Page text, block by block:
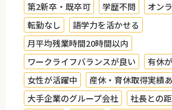
第2新卒・既卒可 学歴不問
オン
転勤なし
語学力を活かせる
月平均残業時間20時間以内
ワークライフバランスが良い
有休
女性が活躍中
産休・育休取得実績
大手企業のグループ会社
社長との